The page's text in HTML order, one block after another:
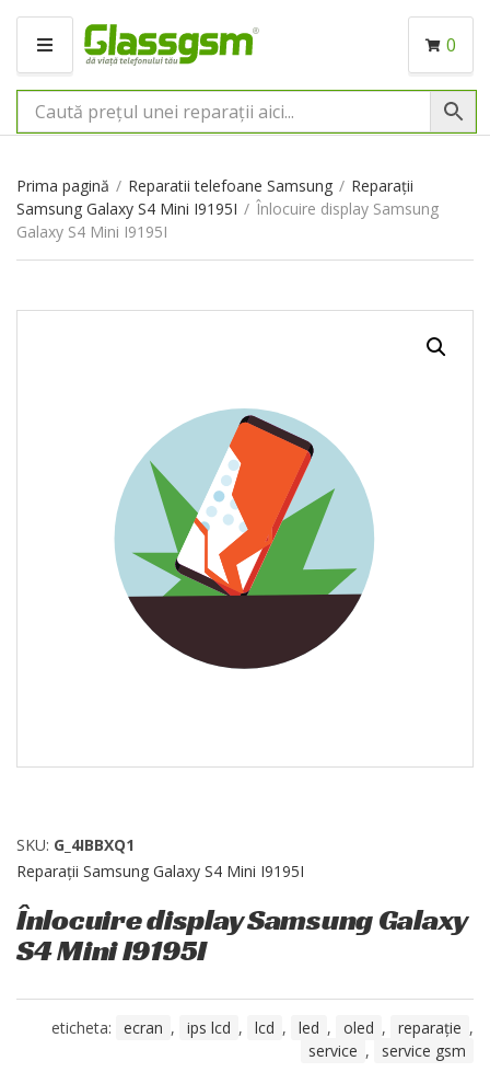
M
N
I
0
Prima pagină / Reparatii telefoane Samsung / Reparații
Samsung Galaxy S4 Mini I9195I / Înlocuire display Samsung
Galaxy S4 Mini I9195I
SKU: G_4IBBXQ1
Reparații Samsung Galaxy S4 Mini I9195I
Înlocuire display Samsung Galaxy
S4 Mini I9195I
eticheta: ecran , ips lcd , lcd , led , oled , reparație ,
service , service gsm